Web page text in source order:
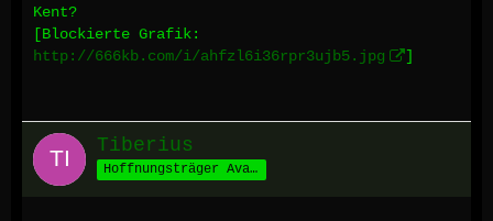
Kent?
[Blockierte Grafik:
http://666kb.com/i/ahfzl6i36rpr3ujb5.jpg
]
Tiberius
Hoffnungsträger Avalons